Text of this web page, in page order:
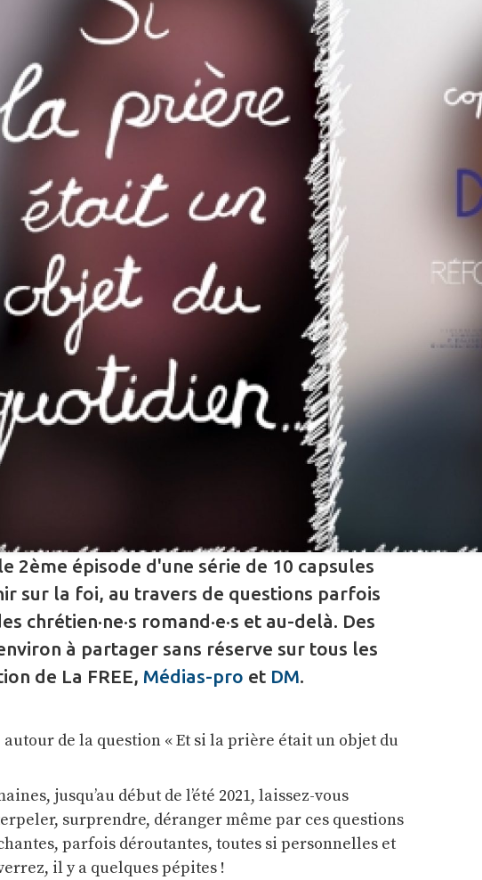
2ème épisode d'une série de 10 capsules
sur la foi, au travers de questions parfois
chrétien·ne·s romand·e·s et au-delà. Des
à partager sans réserve sur tous les
de La FREE, Médias-pro et DM.
de la question « Et si la prière était un objet du
jusqu’au début de l’été 2021, laissez-vous
surprendre, déranger même par ces questions
parfois déroutantes, toutes si personnelles et
il y a quelques pépites !